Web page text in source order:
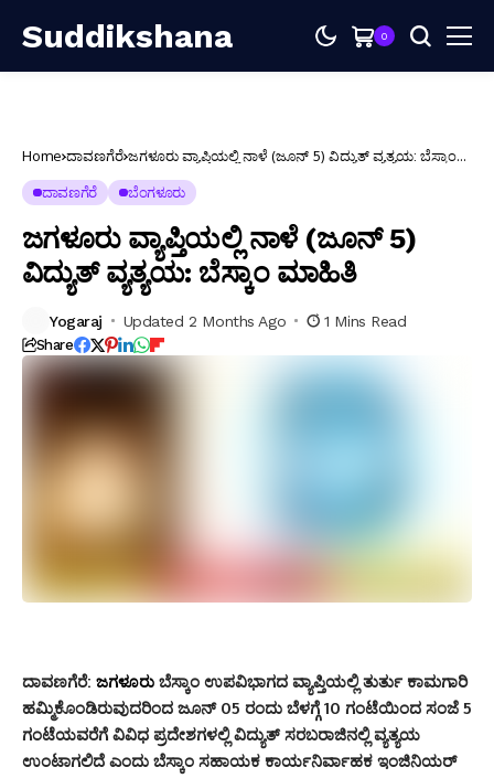
Suddikshana 0
Home ದಾವಣಗೆರೆ ಜಗಳೂರು ವ್ಯಾಪ್ತಿಯಲ್ಲಿ ನಾಳೆ (ಜೂನ್ 5) ವಿದ್ಯುತ್ ವ್ಯತ್ಯಯ: ಬೆಸ್ಕಾಂ
ದಾವಣಗೆರೆ ಬೆಂಗಳೂರು
ಜಗಳೂರು ವ್ಯಾಪ್ತಿಯಲ್ಲಿ ನಾಳೆ (ಜೂನ್ 5)
ವಿದ್ಯುತ್ ವ್ಯತ್ಯಯ: ಬೆಸ್ಕಾಂ ಮಾಹಿತಿ
Yogaraj Updated 2 Months Ago 1 Mins Read
Share
ದಾವಣಗೆರೆ: ಜಗಳೂರು ಬೆಸ್ಕಾಂ ಉಪವಿಭಾಗದ ವ್ಯಾಪ್ತಿಯಲ್ಲಿ ತುರ್ತು ಕಾಮಗಾರಿ
ಹಮ್ಮಿಕೊಂಡಿರುವುದರಿಂದ ಜೂನ್ 05 ರಂದು ಬೆಳಗ್ಗೆ 10 ಗಂಟೆಯಿಂದ ಸಂಜೆ 5
ಗಂಟೆಯವರೆಗೆ ವಿವಿಧ ಪ್ರದೇಶಗಳಲ್ಲಿ ವಿದ್ಯುತ್ ಸರಬರಾಜಿನಲ್ಲಿ ವ್ಯತ್ಯಯ
ಉಂಟಾಗಲಿದೆ ಎಂದು ಬೆಸ್ಕಾಂ ಸಹಾಯಕ ಕಾರ್ಯನಿರ್ವಾಹಕ ಇಂಜಿನಿಯರ್